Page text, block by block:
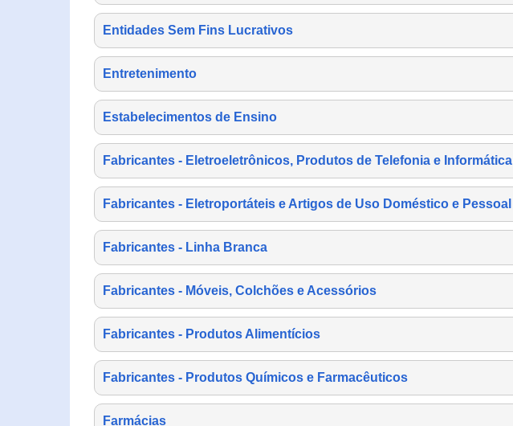
Entidades Sem Fins Lucrativos
Entretenimento
Estabelecimentos de Ensino
Fabricantes - Eletroeletrônicos, Produtos de Telefonia e Informática
Fabricantes - Eletroportáteis e Artigos de Uso Doméstico e Pessoal
Fabricantes - Linha Branca
Fabricantes - Móveis, Colchões e Acessórios
Fabricantes - Produtos Alimentícios
Fabricantes - Produtos Químicos e Farmacêuticos
Farmácias